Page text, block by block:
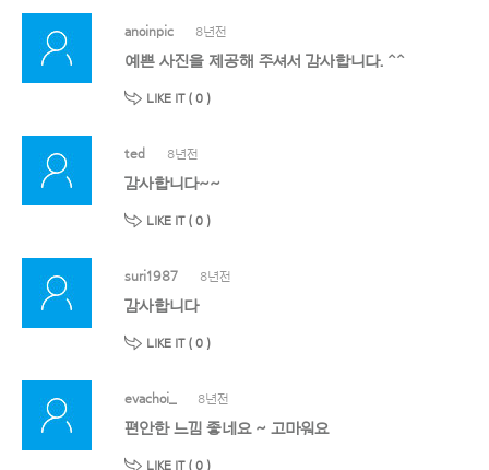
anoinpic 8년전
예쁜 사진을 제공해 주셔서 감사합니다. ^^
LIKE IT ( 0 )
ted 8년전
감사합니다~~
LIKE IT ( 0 )
suri1987 8년전
감사합니다
LIKE IT ( 0 )
evachoi_ 8년전
편안한 느낌 좋네요 ~ 고마워요
LIKE IT ( 0 )